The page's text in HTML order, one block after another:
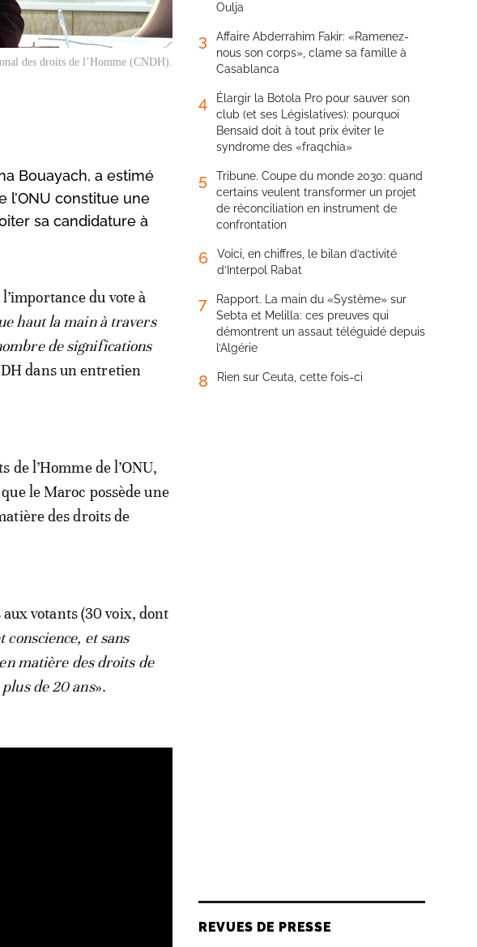
des droits de l’Homme (CNDH).
Bouayach, a estimé
l’ONU constitue une
sa candidature à
du vote à
haut la main à travers
de significations
dans un entretien
de l’Homme de l’ONU,
le Maroc possède une
des droits de
votants (30 voix, dont
conscience, et sans
matière des droits de
de 20 ans».
Oulja
3
Affaire Abderrahim Fakir: «Ramenez-
nous son corps», clame sa famille à
Casablanca
4
Élargir la Botola Pro pour sauver son
club (et ses Législatives): pourquoi
Bensaïd doit à tout prix éviter le
syndrome des «fraqchia»
5
Tribune. Coupe du monde 2030: quand
certains veulent transformer un projet
de réconciliation en instrument de
confrontation
6
Voici, en chiffres, le bilan d’activité
d’Interpol Rabat
7
Rapport. La main du «Système» sur
Sebta et Melilla: ces preuves qui
démontrent un assaut téléguidé depuis
l’Algérie
8 Rien sur Ceuta, cette fois-ci
REVUES DE PRESSE